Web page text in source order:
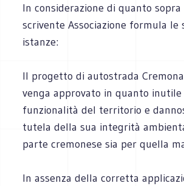
In considerazione di quanto sopra
scrivente Associazione formula le
istanze:
Il progetto di autostrada
venga approvato in quanto inutile
funzionalità del territorio e
tutela della sua integrità
parte cremonese sia per quella
In assenza della corretta